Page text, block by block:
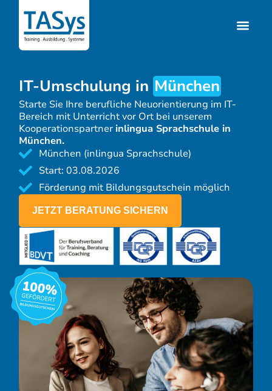
IT-Umschulung in München
Starte Sie Ihre berufliche Neuorientierung im IT-
Bereich mit Unterricht vor Ort bei unserem
Kooperationspartner inlingua Sprachschule in
München.
München (inlingua Sprachschule)
Start: 03.08.2026
Förderung mit Bildungsgutschein möglich
JETZT BERATUNG SICHERN